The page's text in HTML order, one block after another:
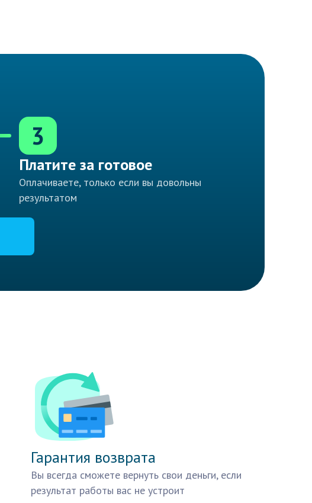
3
Платите за готовое
Оплачиваете, только если вы довольны
результатом
Гарантия возврата
Вы всегда сможете вернуть свои деньги, если
результат работы вас не устроит